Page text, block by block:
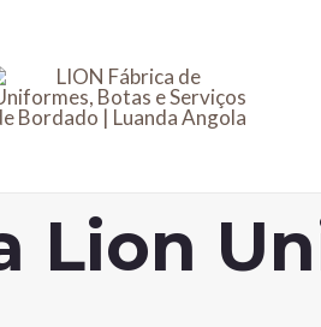
Lion